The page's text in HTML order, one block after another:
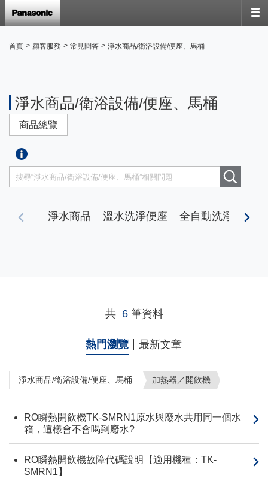
首頁 > 顧客服務 > 常見問答 > 淨水商品/衛浴設備/便座、馬桶
淨水商品/衛浴設備/便座、馬桶
商品總覽
淨水商品 溫水洗淨便座 全自動洗淨馬桶
共 6 筆資料
熱門瀏覽 最新文章
淨水商品/衛浴設備/便座、馬桶 加熱器／開飲機
RO瞬熱開飲機TK-SMRN1原水與廢水共用同一個水
箱，這樣會不會喝到廢水?
RO瞬熱開飲機故障代碼說明【適用機種：TK-
SMRN1】